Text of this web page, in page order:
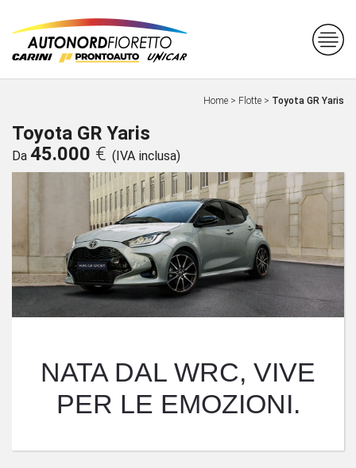
Home > Flotte > Toyota GR Yaris
Toyota GR Yaris
Da 45.000 € (IVA inclusa)
NATA DAL WRC, VIVE
PER LE EMOZIONI.